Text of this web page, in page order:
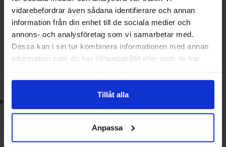
vidarebefordrar även sådana identifierare och annan
information från din enhet till de sociala medier och
annons- och analysföretag som vi samarbetar med.
Dessa kan i sin tur kombinera informationen med annan
information som du har tillhandahållit eller som de har
Tillåt alla
Anpassa
Hell Ice Coffee Slim Vanilla 25cl
16.90 kr